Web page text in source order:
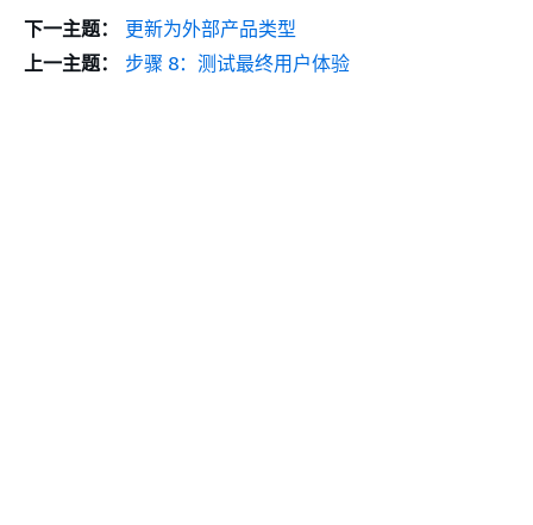
下一主题：
更新为外部产品类型
上一主题：
步骤 8：测试最终用户体验